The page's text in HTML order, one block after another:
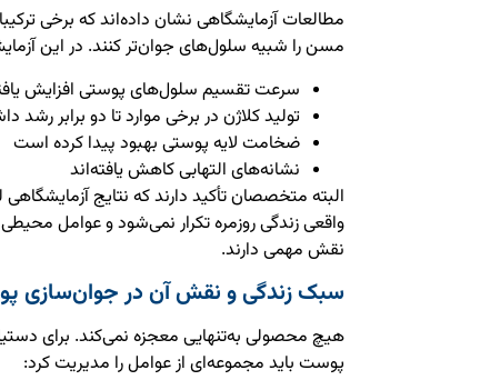
مطالعات آزمایشگاهی نشان داده‌اند که برخی
مسن را شبیه سلول‌های جوان‌تر کنند. در این
سرعت تقسیم سلول‌های پوستی افزایش
تولید کلاژن در برخی موارد تا دو برابر رشد
ضخامت لایه پوستی بهبود پیدا کرده است
نشانه‌های التهابی کاهش یافته‌اند
البته متخصصان تأکید دارند که نتایج
واقعی زندگی روزمره تکرار نمی‌شود و عوامل
نقش مهمی دارند.
سبک زندگی و نقش آن در جوان‌سازی
هیچ محصولی به‌تنهایی معجزه نمی‌کند. برای
پوست باید مجموعه‌ای از عوامل را مدیریت کرد: